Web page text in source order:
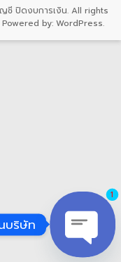
ชี ปิดงบการเงิน. All rights
Powered by:WordPress.
บริษัท
1